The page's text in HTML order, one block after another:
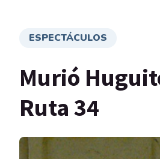
ESPECTÁCULOS
Murió
Ruta 34